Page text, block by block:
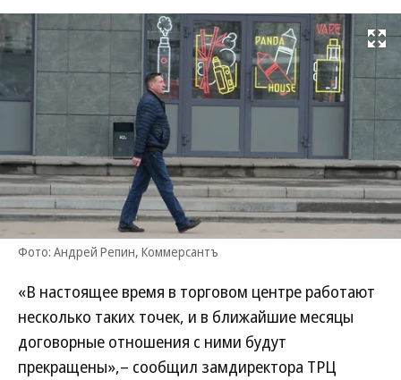
Развернуть
Фото: Андрей Репин, Коммерсантъ
«В настоящее время в торговом центре работают
несколько таких точек, и в ближайшие месяцы
договорные отношения с ними будут
прекращены»,– сообщил замдиректора ТРЦ